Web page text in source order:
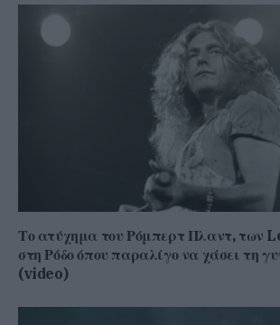
Το ατύχημα του Ρόμπερτ Πλαντ, των
στη Ρόδο όπου παραλίγο να χάσει τη
(video)